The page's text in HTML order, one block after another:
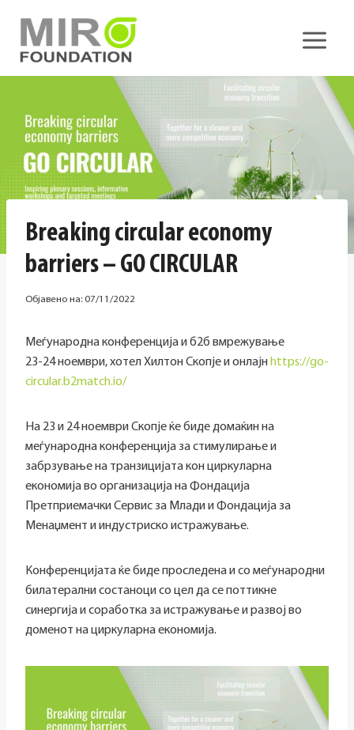
content
Breaking circular economy
barriers – GO CIRCULAR
Објавено на: 07/11/2022
Меѓународна конференција и б2б вмрежување
23-24 ноември, хотел Хилтон Скопје и онлајн https://go-
circular.b2match.io/
На 23 и 24 ноември Скопје ќе биде домаќин на
меѓународна конференција за стимулирање и
забрзување на транзицијата кон циркуларна
економија во организација на Фондација
Претприемачки Сервис за Млади и Фондација за
Менаџмент и индустриско истражување.
Конференцијата ќе биде проследена и со меѓународни
билатерални состаноци со цел да се поттикне
синергија и соработка за истражување и развој во
доменот на циркуларна економија.